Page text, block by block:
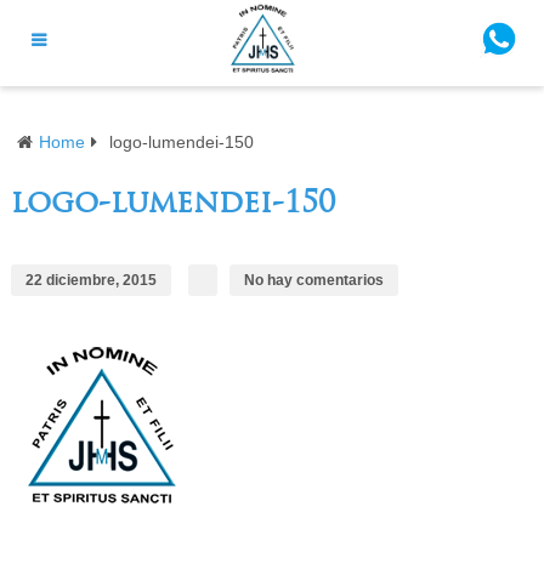
Home logo-lumendei-150
logo-lumendei-150
22 diciembre, 2015 No hay comentarios